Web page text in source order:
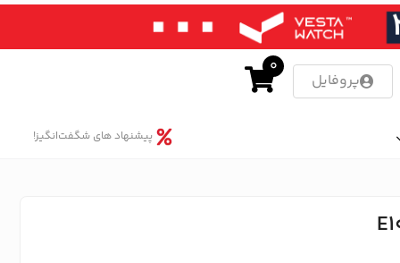
پروفایل
0
پیشنهاد های شگفت‌انگیز!